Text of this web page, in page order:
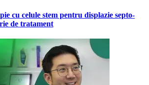
cu celule stem pentru displazie septo-
de tratament